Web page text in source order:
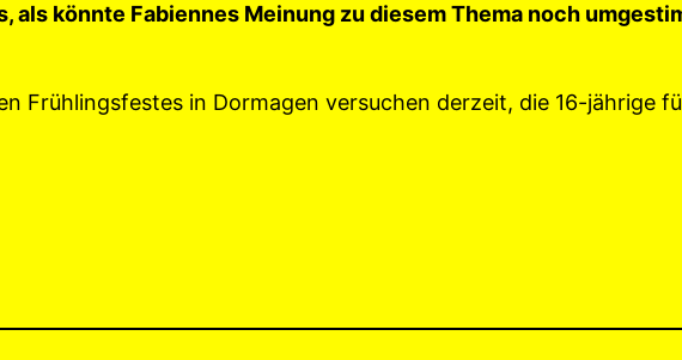
als könnte Fabiennes Meinung zu diesem Thema noch
Frühlingsfestes in Dormagen versuchen derzeit, die 16-jährige